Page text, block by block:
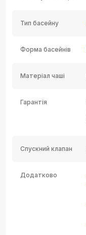
Тип басейну
Форма басейнів
Матеріал чаші
Гарантія
Спускний клапан
Додатково